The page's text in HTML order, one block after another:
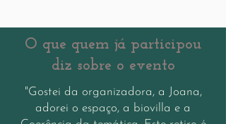
O que quem já participou
diz sobre o evento
"Gostei da organizadora, a Joana,
adorei o espaço, a biovilla e a